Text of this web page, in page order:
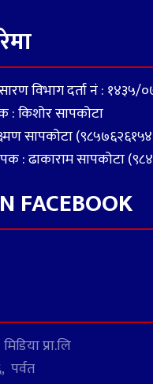
विभाग दर्ता नं : १४३५/
: किशोर सापकोटा
सापकोटा
: ढाकाराम सापकोटा
FACEBOOK
प्रा.लि
पर्वत